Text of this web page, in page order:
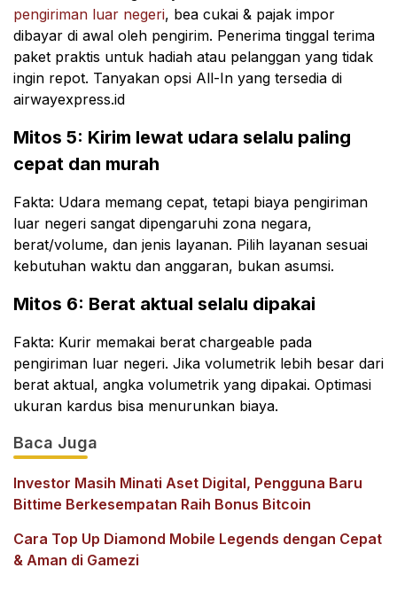
pengiriman luar negeri, bea cukai & pajak impor
dibayar di awal oleh pengirim. Penerima tinggal terima
paket praktis untuk hadiah atau pelanggan yang tidak
ingin repot. Tanyakan opsi All-In yang tersedia di
airwayexpress.id
Mitos 5: Kirim lewat udara selalu paling
cepat dan murah
Fakta: Udara memang cepat, tetapi biaya pengiriman
luar negeri sangat dipengaruhi zona negara,
berat/volume, dan jenis layanan. Pilih layanan sesuai
kebutuhan waktu dan anggaran, bukan asumsi.
Mitos 6: Berat aktual selalu dipakai
Fakta: Kurir memakai berat chargeable pada
pengiriman luar negeri. Jika volumetrik lebih besar dari
berat aktual, angka volumetrik yang dipakai. Optimasi
ukuran kardus bisa menurunkan biaya.
Baca Juga
Investor Masih Minati Aset Digital, Pengguna Baru
Bittime Berkesempatan Raih Bonus Bitcoin
Cara Top Up Diamond Mobile Legends dengan Cepat
& Aman di Gamezi